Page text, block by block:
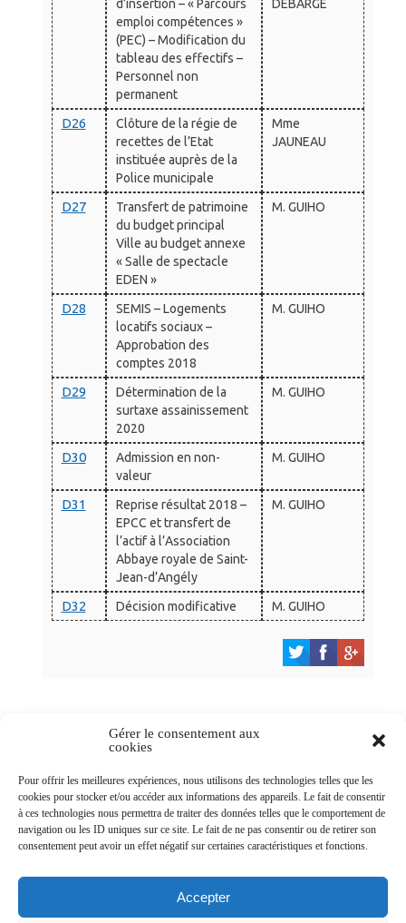
Gérer le consentement aux
cookies
Pour offrir les meilleures expériences, nous utilisons des technologies telles que les
cookies pour stocker et/ou accéder aux informations des appareils. Le fait de consentir
à ces technologies nous permettra de traiter des données telles que le comportement de
navigation ou les ID uniques sur ce site. Le fait de ne pas consentir ou de retirer son
consentement peut avoir un effet négatif sur certaines caractéristiques et fonctions.
Accepter
d’insertion – « Parcours
emploi compétences »
(PEC) – Modification du
tableau des effectifs –
Personnel non
permanent
DEBARGE
D26
Clôture de la régie de
recettes de l’Etat
instituée auprès de la
Police municipale
Mme
JAUNEAU
D27
Transfert de patrimoine
du budget principal
Ville au budget annexe
« Salle de spectacle
EDEN »
M. GUIHO
D28
SEMIS – Logements
locatifs sociaux –
Approbation des
comptes 2018
M. GUIHO
D29
Détermination de la
surtaxe assainissement
2020
M. GUIHO
D30
Admission en non-
valeur
M. GUIHO
D31
Reprise résultat 2018 –
EPCC et transfert de
l’actif à l’Association
Abbaye royale de Saint-
Jean-d’Angély
M. GUIHO
D32 Décision modificative M. GUIHO
Newsletters
Abonnez-vous à la newsletter
>